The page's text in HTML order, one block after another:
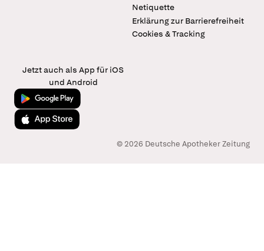
Netiquette
Erklärung zur Barrierefreiheit
Cookies & Tracking
Jetzt auch als App für iOS
und Android
Jetzt bei Google Play
Laden im App Store
© 2026 Deutsche Apotheker Zeitung